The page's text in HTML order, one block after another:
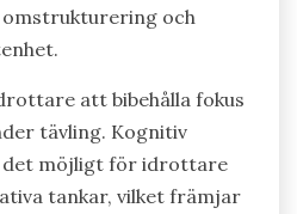
och
att bibehålla fokus
tävling. Kognitiv
möjligt för idrottare
tankar, vilket främjar